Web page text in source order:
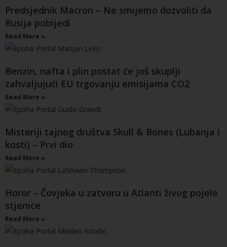
Predsjednik Macron – Ne smijemo dozvoliti da
Rusija pobijedi
Read More »
Benzin, nafta i plin postat će još skuplji
zahvaljujući EU trgovanju emisijama CO2
Read More »
Misteriji tajnog društva Skull & Bones (Lubanja i
kosti) – Prvi dio
Read More »
Horor – Čovjeka u zatvoru u Atlanti živog pojele
stjenice
Read More »